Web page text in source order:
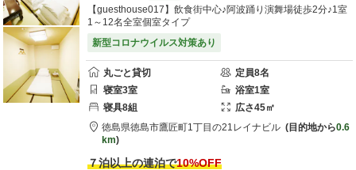
【guesthouse017】飲食街中心♪阿波踊り演舞場徒歩2分♪1室
1～12名全室個室タイプ
新型コロナウイルス対策あり
丸ごと貸切 定員8名
寝室3室 浴室1室
寝具8組 広さ45㎡
徳島県徳島市鷹匠町1丁目の21レイナビル 目的地から0.6
km
７泊以上の連泊で10%OFF